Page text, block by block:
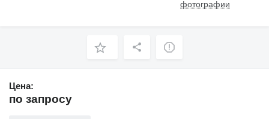
фотографии
Цена:
по запросу